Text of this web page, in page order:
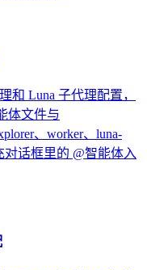
和 Luna 子代理配置，
体文件与
、worker、luna-
对话框里的 @智能体入